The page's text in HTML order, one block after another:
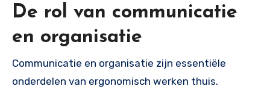
De rol van communicatie
en organisatie
Communicatie en organisatie zijn essentiële
onderdelen van ergonomisch werken thuis.